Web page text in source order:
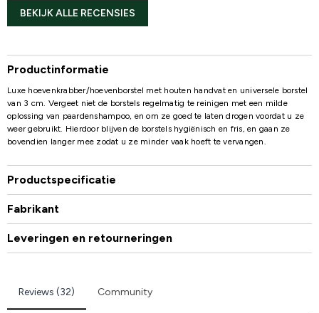
BEKIJK ALLE RECENSIES
Productinformatie
Luxe hoevenkrabber/hoevenborstel met houten handvat en universele borstel
van 3 cm. Vergeet niet de borstels regelmatig te reinigen met een milde
oplossing van paardenshampoo, en om ze goed te laten drogen voordat u ze
weer gebruikt. Hierdoor blijven de borstels hygiënisch en fris, en gaan ze
bovendien langer mee zodat u ze minder vaak hoeft te vervangen.
Productspecificatie
Fabrikant
Leveringen en retourneringen
Reviews (32) Community